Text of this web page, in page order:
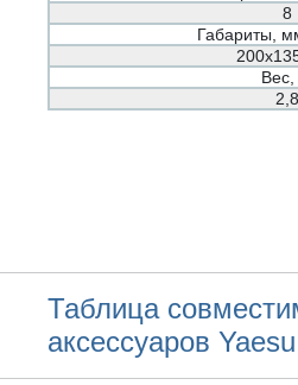
8
Габариты,
Вес,
2,8
Таблица
аксессуаров Yaesu